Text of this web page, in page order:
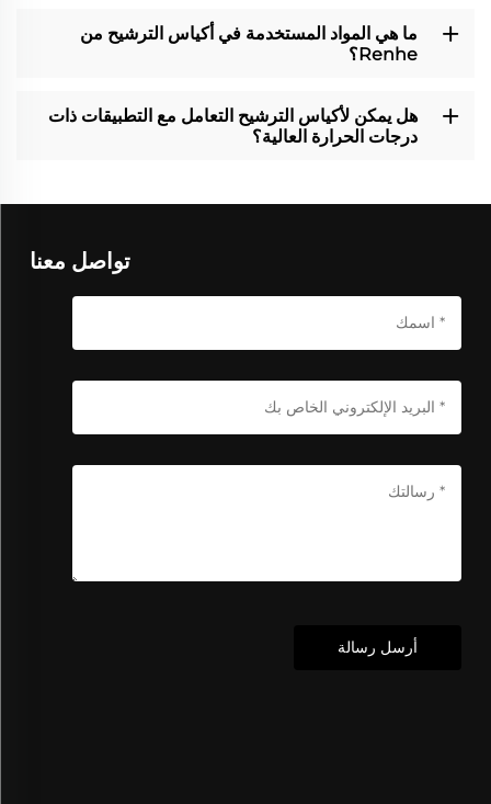
ما هي المواد المستخدمة في أكياس الترشيح من
Renhe؟
هل يمكن لأكياس الترشيح التعامل مع التطبيقات ذات
درجات الحرارة العالية؟
تواصل معنا
أرسل رسالة